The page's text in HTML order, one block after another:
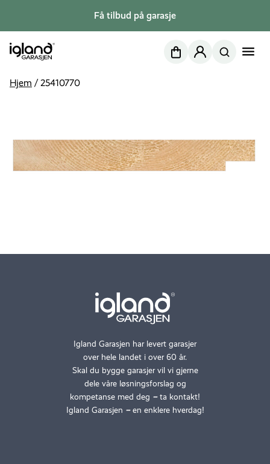
Få tilbud på garasje
NettbutikkMin side
Hjem /25410770
Igland Garasjen har levert garasjer
over hele landet i over 60 år.
Skal du bygge garasjer vil vi gjerne
dele våre løsningsforslag og
kompetanse med deg –ta kontakt!
Igland Garasjen –en enklere hverdag!